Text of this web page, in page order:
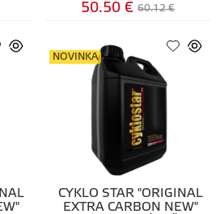
50.50 € 60.12 €
CYKLO STAR "ORIGINAL
EXTRA CARBON NEW"
NOVINKA